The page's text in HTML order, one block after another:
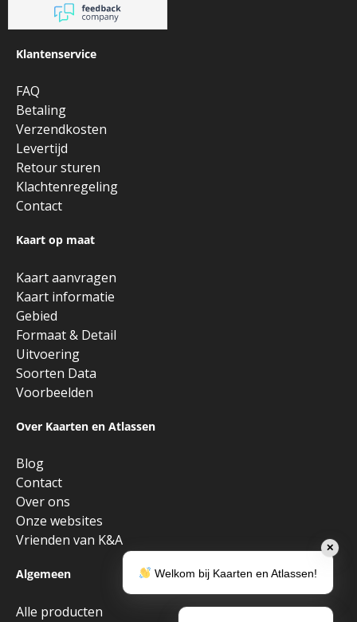
Klantenservice
FAQ
Betaling
Verzendkosten
Levertijd
Retour sturen
Klachtenregeling
Contact
Kaart op maat
Kaart aanvragen
Kaart informatie
Gebied
Formaat & Detail
Uitvoering
Soorten Data
Voorbeelden
Over Kaarten en Atlassen
Blog
Contact
Over ons
Onze websites
Vrienden van K&A
Algemeen
Alle producten
✕
Welkom bij Kaarten en Atlassen!